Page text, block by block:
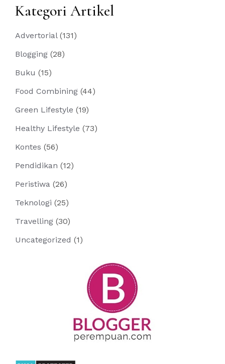
Kategori Artikel
Advertorial (131)
Blogging (28)
Buku (15)
Food Combining (44)
Green Lifestyle (19)
Healthy Lifestyle (73)
Kontes (56)
Pendidikan (12)
Peristiwa (26)
Teknologi (25)
Travelling (30)
Uncategorized (1)